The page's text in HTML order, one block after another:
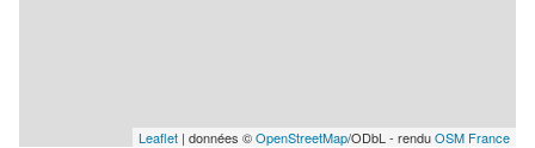
Leaflet | données ©OpenStreetMap/ODbL - renduOSM France